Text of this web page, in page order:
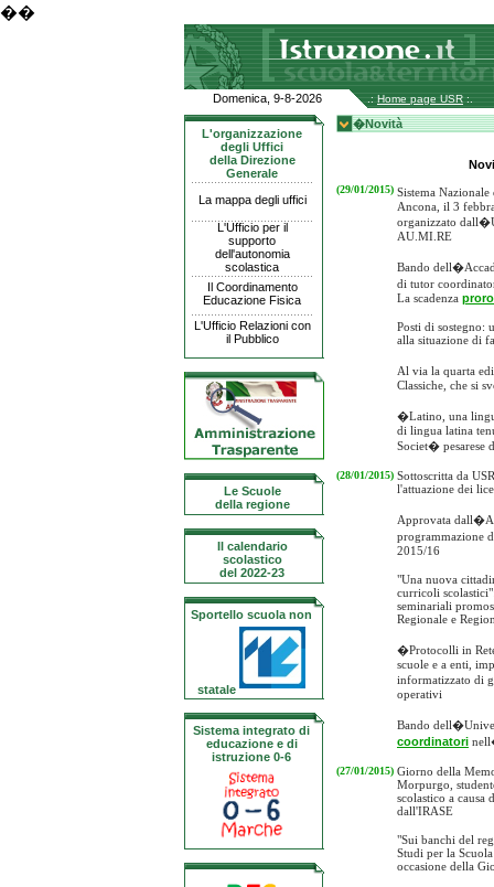
��
Domenica, 9-8-2026 .: Home page USR :.
L'organizzazione
degli Uffici
della Direzione
Generale
La mappa degli uffici
L'Ufficio per il
supporto
dell'autonomia
scolastica
Il Coordinamento
Educazione Fisica
L'Ufficio Relazioni con
il Pubblico
Le Scuole
della regione
Il calendario
scolastico
del 2022-23
Sportello scuola non
statale
Sistema integrato di
educazione e di
istruzione 0-6
�Novità
(29/01/2015) Sistema
Ancona, il 3
organizzato
AU.MI.RE
Bando
di tutor
La scadenza
Posti di sostegno:
alla situazione di
Al via la quarta
Classiche, che si
�Latino, una
di lingua latina
Societ� pesarese
(28/01/2015) Sottoscritta da
l'attuazione dei
Approvata
programmazione
2015/16
"Una nuova
curricoli
seminariali
Regionale e
�Protocolli in
scuole e a enti,
informatizzato di
operativi
Bando
coordinatori
(27/01/2015) Giorno della
Morpurgo,
scolastico a causa
dall'IRASE
"Sui banchi del
Studi per la
occasione della